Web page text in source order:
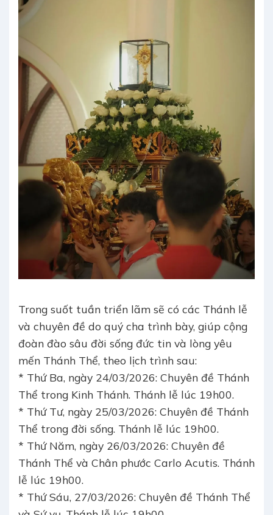
Trong suốt tuần triển lãm sẽ có các Thánh lễ
và chuyên đề do quý cha trình bày, giúp cộng
đoàn đào sâu đời sống đức tin và lòng yêu
mến Thánh Thể, theo lịch trình sau:
* Thứ Ba, ngày 24/03/2026: Chuyên đề Thánh
Thể trong Kinh Thánh. Thánh lễ lúc 19h00.
* Thứ Tư, ngày 25/03/2026: Chuyên đề Thánh
Thể trong đời sống. Thánh lễ lúc 19h00.
* Thứ Năm, ngày 26/03/2026: Chuyên đề
Thánh Thể và Chân phước Carlo Acutis. Thánh
lễ lúc 19h00.
* Thứ Sáu, 27/03/2026: Chuyên đề Thánh Thể